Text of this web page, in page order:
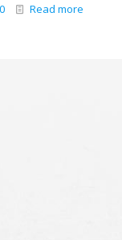
0 Read more